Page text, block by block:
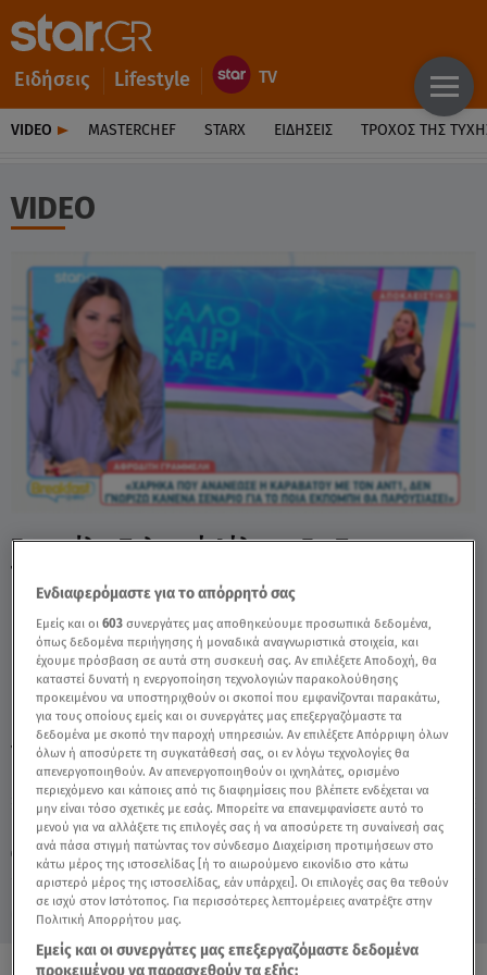
Ειδήσεις Lifestyle
VIDEO MASTERCHEF STARX ΕΙΔΉΣΕΙΣ ΤΡΟΧΌΣ ΤΗΣ
VIDEO
Κυριακή 9 Αυγούστου 2026
10.11.25, 09:44 MEDIA
Γραμμέλη: Τολμηρή Δήλωση Για Το
Τηλεοπτικό Μέλλον - Video
TAGS: ΑΦΡΟΔΙΤΗ ΓΡΑΜΜΕΛΗ BREAKFAST@STAR
Ενδιαφερόμαστε για το απόρρητό σας
Εμείς και οι603 συνεργάτες μας αποθηκεύουμε προσωπικά δεδομένα,
όπως δεδομένα περιήγησης ή μοναδικά αναγνωριστικά στοιχεία, και
έχουμε πρόσβαση σε αυτά στη συσκευή σας. Αν επιλέξετε Αποδοχή, θα
καταστεί δυνατή η ενεργοποίηση τεχνολογιών παρακολούθησης
προκειμένου να υποστηριχθούν οι σκοποί που εμφανίζονται παρακάτω,
για τους οποίους εμείς και οι συνεργάτες μας επεξεργαζόμαστε τα
δεδομένα με σκοπό την παροχή υπηρεσιών. Αν επιλέξετε Απόρριψη όλων
όλων ή αποσύρετε τη συγκατάθεσή σας, οι εν λόγω τεχνολογίες θα
απενεργοποιηθούν. Αν απενεργοποιηθούν οι ιχνηλάτες, ορισμένο
περιεχόμενο και κάποιες από τις διαφημίσεις που βλέπετε ενδέχεται να
μην είναι τόσο σχετικές με εσάς. Μπορείτε να επανεμφανίσετε αυτό το
μενού για να αλλάξετε τις επιλογές σας ή να αποσύρετε τη συναίνεσή σας
ανά πάσα στιγμή πατώντας τον σύνδεσμο Διαχείριση προτιμήσεων στο
κάτω μέρος της ιστοσελίδας [ή το αιωρούμενο εικονίδιο στο κάτω
αριστερό μέρος της ιστοσελίδας, εάν υπάρχει]. Οι επιλογές σας θα τεθούν
σε ισχύ στον Ιστότοπος. Για περισσότερες λεπτομέρειες ανατρέξτε στην
Πολιτική Απορρήτου μας.
Εμείς και οι συνεργάτες μας επεξεργαζόμαστε δεδομένα
προκειμένου να παρασχεθούν τα εξής: